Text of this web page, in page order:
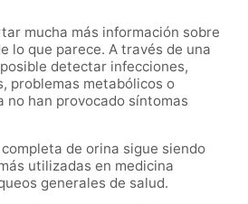
mucha más información sobre
lo que parece. A través de una
detectar infecciones,
problemas metabólicos o
no han provocado síntomas
de orina sigue siendo
utilizadas en medicina
generales de salud.